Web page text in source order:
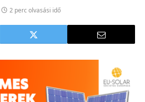
2 perc olvasási idő